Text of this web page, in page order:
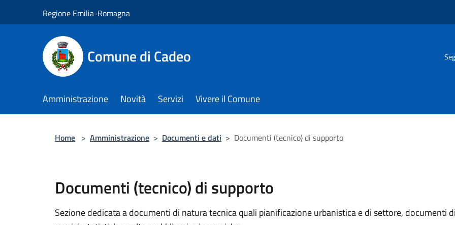
Regione Emilia-Romagna
Comune di Cadeo
Amministrazione Novità Servizi Vivere il Comune
Home > Amministrazione > Documenti e dati > Documenti (tecnico) di supporto
Documenti (tecnico) di supporto
Sezione dedicata a documenti di natura tecnica quali pianificazione urbanistica e di settore, documenti